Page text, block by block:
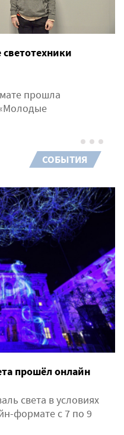
прошла
СОБЫТИЯ
прошёл онлайн
света в условиях
формате c 7 по 9